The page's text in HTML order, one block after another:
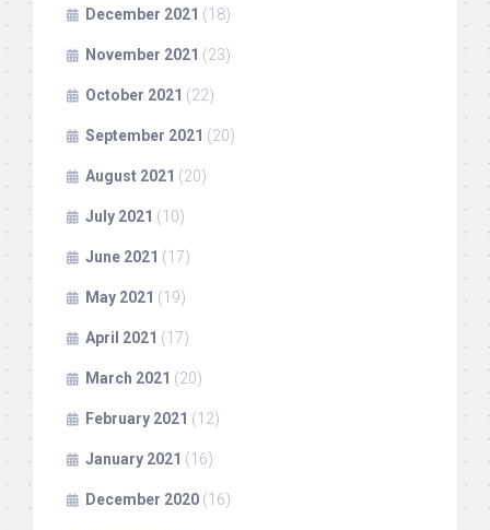
December 2021 (18)
November 2021 (23)
October 2021 (22)
September 2021 (20)
August 2021 (20)
July 2021 (10)
June 2021 (17)
May 2021 (19)
April 2021 (17)
March 2021 (20)
February 2021 (12)
January 2021 (16)
December 2020 (16)